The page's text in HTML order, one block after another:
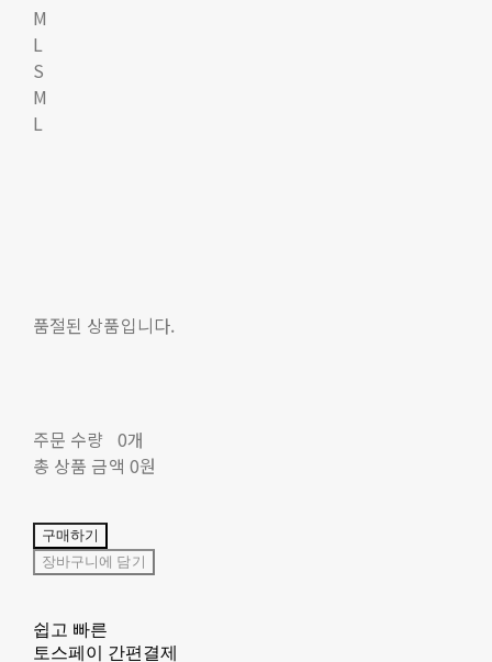
M
L
S
M
L
품절된 상품입니다.
주문 수량 0개
총 상품 금액 0원
구매하기
장바구니에 담기
쉽고 빠른
토스페이 간편결제